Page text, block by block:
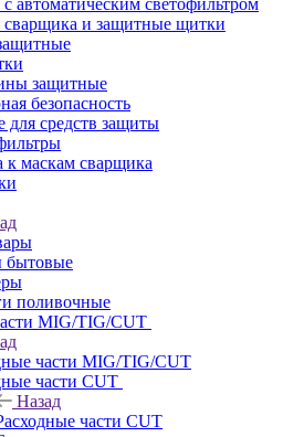
автоматическим светофильтром
и защитные щитки
защитные
безопасность
для средств защиты
к маскам сварщика
бытовые
поливочные
MIG/TIG/CUT
части MIG/TIG/CUT
части CUT
Назад
части CUT